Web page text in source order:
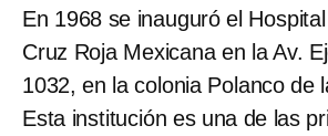
En 1968 se inauguró el
Cruz Roja Mexicana en la Av.
1032, en la colonia Polanco de
Esta institución es una de las